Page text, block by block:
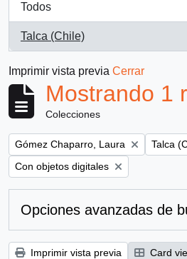
Todos
Talca (Chile)
, 1 resultados
Imprimir vista previa Cerrar
Mostrando 1
Colecciones
Remove filter:
Gómez Chaparro, Laura
Talca
Remove filter:
Con objetos digitales
Opciones avanzadas de
Imprimir vista previa Card